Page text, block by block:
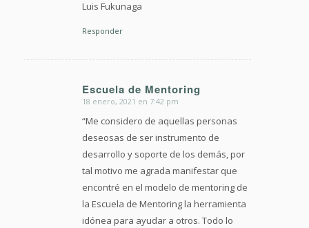
Luis Fukunaga
Responder
Escuela de Mentoring
Dice:
18 enero, 2021 en 7:42 pm
“Me considero de aquellas personas
deseosas de ser instrumento de
desarrollo y soporte de los demás, por
tal motivo me agrada manifestar que
encontré en el modelo de mentoring de
la Escuela de Mentoring la herramienta
idónea para ayudar a otros. Todo lo